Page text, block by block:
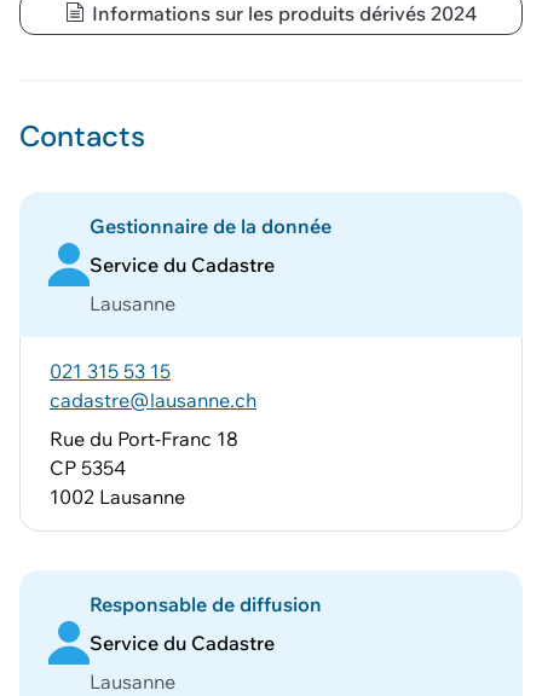
Informations sur les produits dérivés 2024
Contacts
Gestionnaire de la donnée
Service du Cadastre
Lausanne
021 315 53 15
cadastre@lausanne.ch
Rue du Port-Franc 18
CP 5354
1002 Lausanne
Responsable de diffusion
Service du Cadastre
Lausanne